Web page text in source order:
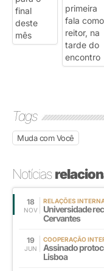
Tags
Muda com Você
Notícias
18
NOV
RELAÇÕES
Universidade
Cervantes
19
JUN
COOPERAÇÃO
Assinado
Lisboa